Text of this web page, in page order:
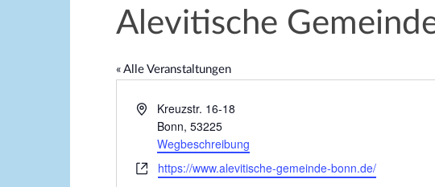
Alevitische
« Alle Veranstaltungen
A
e
s
Kreuzstr. 16-18
Bonn, 53225
Wegbeschreibung
W
https://www.alevitische-gemeinde-bonn.de/